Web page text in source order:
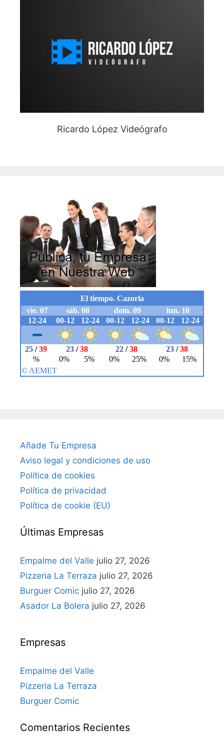
Ricardo López Videógrafo
Añade Tu Empresa
Aviso legal y condiciones de uso
Política de cookies
Política de privacidad
Política de cookie (EU)
Últimas Empresas
Empalme del Valle julio 27, 2026
Pizzeria La Terraza julio 27, 2026
Burguer Comic julio 27, 2026
Asador La Bolera julio 27, 2026
Empresas
Empalme del Valle
Pizzeria La Terraza
Burguer Comic
Comentarios Recientes